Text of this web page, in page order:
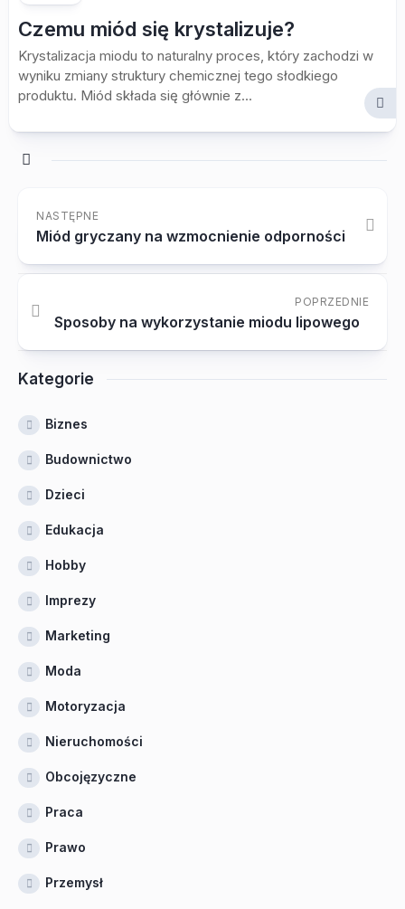
Czemu miód się krystalizuje?
Krystalizacja miodu to naturalny proces, który zachodzi w
wyniku zmiany struktury chemicznej tego słodkiego
produktu. Miód składa się głównie z...
NASTĘPNE
Miód gryczany na wzmocnienie odporności
POPRZEDNIE
Sposoby na wykorzystanie miodu lipowego
Kategorie
Biznes
Budownictwo
Dzieci
Edukacja
Hobby
Imprezy
Marketing
Moda
Motoryzacja
Nieruchomości
Obcojęzyczne
Praca
Prawo
Przemysł